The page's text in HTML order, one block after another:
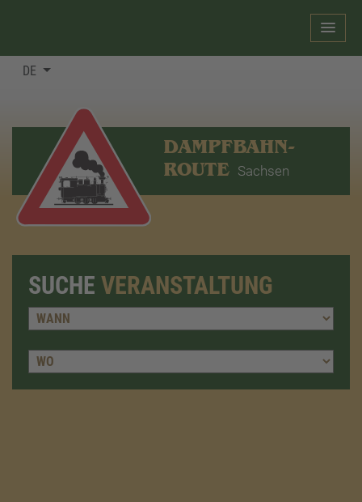
DE
DAMPFBAHN-
ROUTE Sachsen
SUCHE VERANSTALTUNG